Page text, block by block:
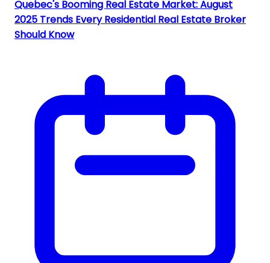
Quebec's Booming Real Estate Market: August
2025 Trends Every Residential Real Estate Broker
Should Know